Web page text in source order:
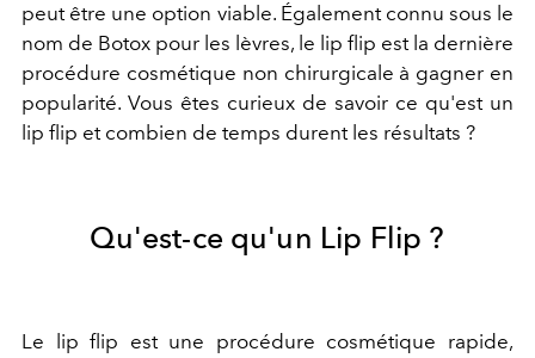
peut être une option viable. Également connu sous le
nom de Botox pour les lèvres, le lip flip est la dernière
procédure cosmétique non chirurgicale à gagner en
popularité. Vous êtes curieux de savoir ce qu'est un
lip flip et combien de temps durent les résultats ?
Qu'est-ce qu'un Lip Flip ?
Le lip flip est une procédure cosmétique rapide,